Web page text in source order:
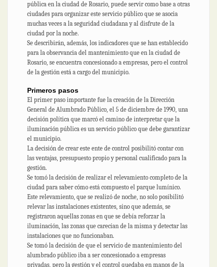
pública en la ciudad de Rosario, puede servir como base a otras
ciudades para organizar este servicio público que se asocia
muchas veces a la seguridad ciudadana y al disfrute de la
ciudad por la noche.
Se describirán, además, los indicadores que se han establecido
para la observancia del mantenimiento que en la ciudad de
Rosario, se encuentra concesionado a empresas, pero el control
de la gestión está a cargo del municipio.
Primeros pasos
El primer paso importante fue la creación de la Dirección
General de Alumbrado Público, el 5 de diciembre de 1990, una
decisión política que marcó el camino de interpretar que la
iluminación pública es un servicio público que debe garantizar
el municipio.
La decisión de crear este ente de control posibilitó contar con
las ventajas, presupuesto propio y personal cualificado para la
gestión.
Se tomó la decisión de realizar el relevamiento completo de la
ciudad para saber cómo está compuesto el parque lumínico.
Este relevamiento, que se realizó de noche, no solo posibilitó
relevar las instalaciones existentes, sino que además, se
registraron aquellas zonas en que se debía reforzar la
iluminación, las zonas que carecían de la misma y detectar las
instalaciones que no funcionaban.
Se tomó la decisión de que el servicio de mantenimiento del
alumbrado público iba a ser concesionado a empresas
privadas, pero la gestión y el control quedaba en manos de la